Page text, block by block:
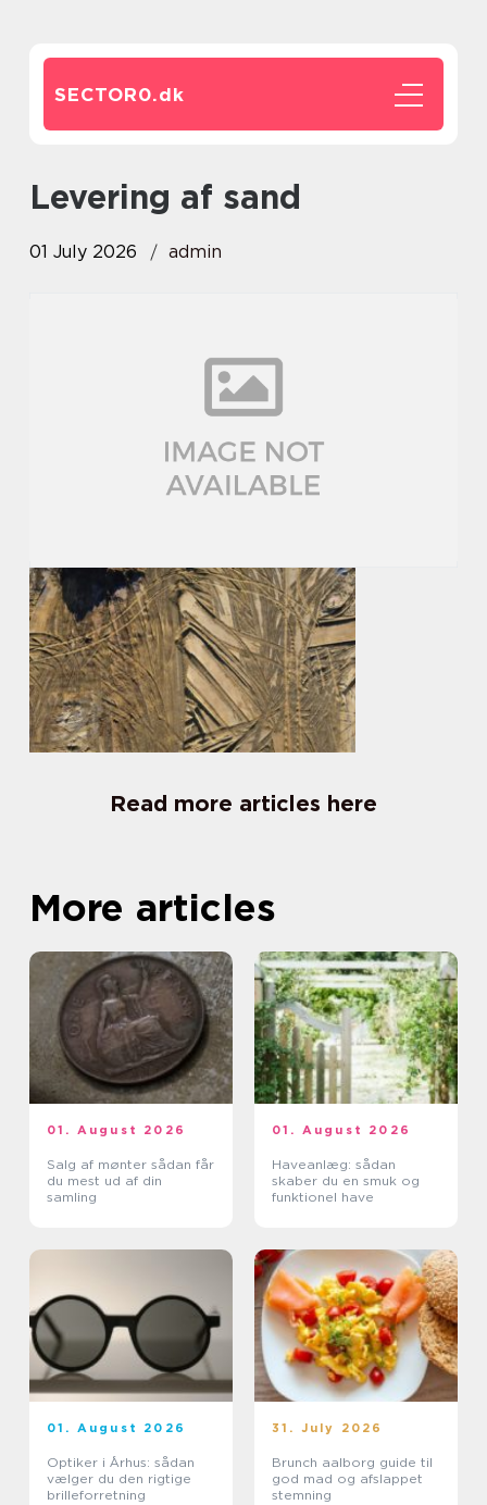
SECTOR0.dk
Levering af sand
01 July 2026 admin
Read more articles here
More articles
01. August 2026
Salg af mønter sådan får
du mest ud af din
samling
01. August 2026
Haveanlæg: sådan
skaber du en smuk og
funktionel have
01. August 2026
Optiker i Århus: sådan
vælger du den rigtige
brilleforretning
31. July 2026
Brunch aalborg guide til
god mad og afslappet
stemning